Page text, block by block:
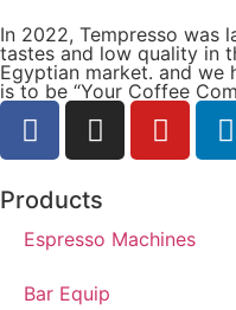
In 2022, Tempresso was
tastes and low quality in
Egyptian market. and we
is to be “Your Coffee
Products
Espresso Machines​
Bar Equip